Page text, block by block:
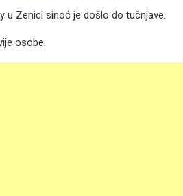
u Zenici sinoć je došlo do tučnjave.
osobe.